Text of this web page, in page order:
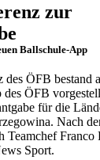
zur
Ballschule-App
des ÖFB bestand
ÖFB
für die
Nach
Teamchef
Sport.